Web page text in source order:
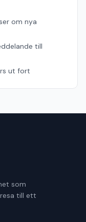
om nya
till
ut fort
som
till ett